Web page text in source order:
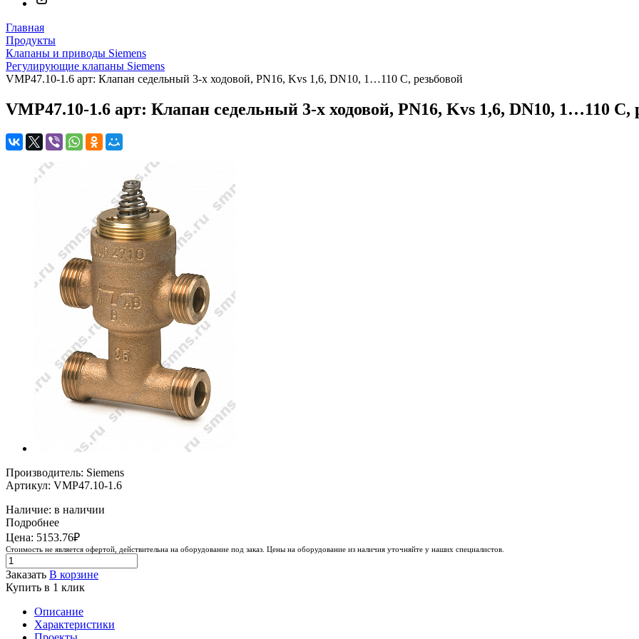
Главная
Продукты
Клапаны и приводы Siemens
Регулирующие клапаны Siemens
VMP47.10-1.6 арт: Клапан седельный 3-х ходовой, PN16, Kvs 1,6, DN10, 1…110 C, резьбовой
VMP47.10-1.6 арт: Клапан седельный 3-х ходовой, PN16, Kvs 1,6, DN10, 1…110 C,
Производитель: Siemens
Артикул: VMP47.10-1.6
Наличие: в наличии
Подробнее
Цена: 5153.76₽
Стоимость не является офертой, действительна на оборудование под заказ. Цены на оборудование из наличия уточняйте у наших специалистов.
Заказать В корзине
Купить в 1 клик
Описание
Характеристики